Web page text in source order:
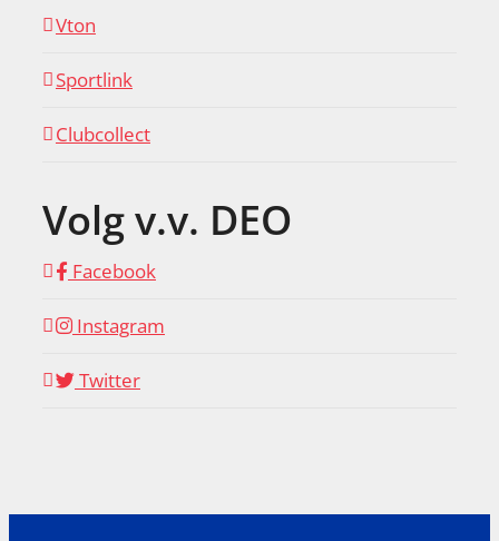
Vton
Sportlink
Clubcollect
Volg v.v. DEO
Facebook
Instagram
Twitter